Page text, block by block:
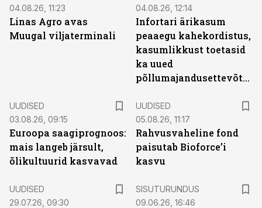
04.08.26, 11:23
Linas Agro avas
Muugal viljaterminali
04.08.26, 12:14
Infortari ärikasum
peaaegu kahekordistus,
kasumlikkust toetasid
ka uued
põllumajandusettevõtted
UUDISED
03.08.26, 09:15
Euroopa saagiprognoos:
mais langeb järsult,
õlikultuurid kasvavad
UUDISED
05.08.26, 11:17
Rahvusvaheline fond
paisutab Bioforce’i
kasvu
UUDISED
29.07.26, 09:30
SISUTURUNDUS
09.06.26, 16:46